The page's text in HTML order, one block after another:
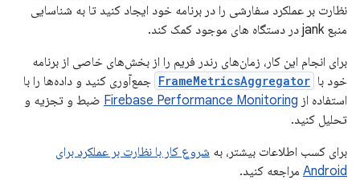
نظارت بر عملکرد سفارشی را در برنامه خود ایجاد کنید تا به شناسایی
منبع jank در دستگاه های موجود کمک کند.
برای انجام این کار، زمان‌های رندر فریم را از بخش‌های خاصی از برنامه
خود با FrameMetricsAggregator جمع‌آوری کنید و داده‌ها را با
استفاده از Firebase Performance Monitoring ضبط و تجزیه و
تحلیل کنید.
برای کسب اطلاعات بیشتر، به شروع کار با نظارت بر عملکرد برای
Android مراجعه کنید.